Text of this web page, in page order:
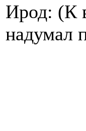
Ирод: (К
надумал